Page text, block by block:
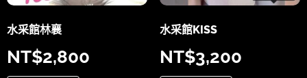
水采館林襄
NT$2,800
水采館KISS
NT$3,200